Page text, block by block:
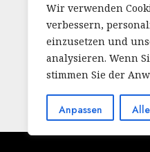
Wir verwenden
verbessern,
einzusetzen und
analysieren. Wenn
stimmen Sie der
Anpassen